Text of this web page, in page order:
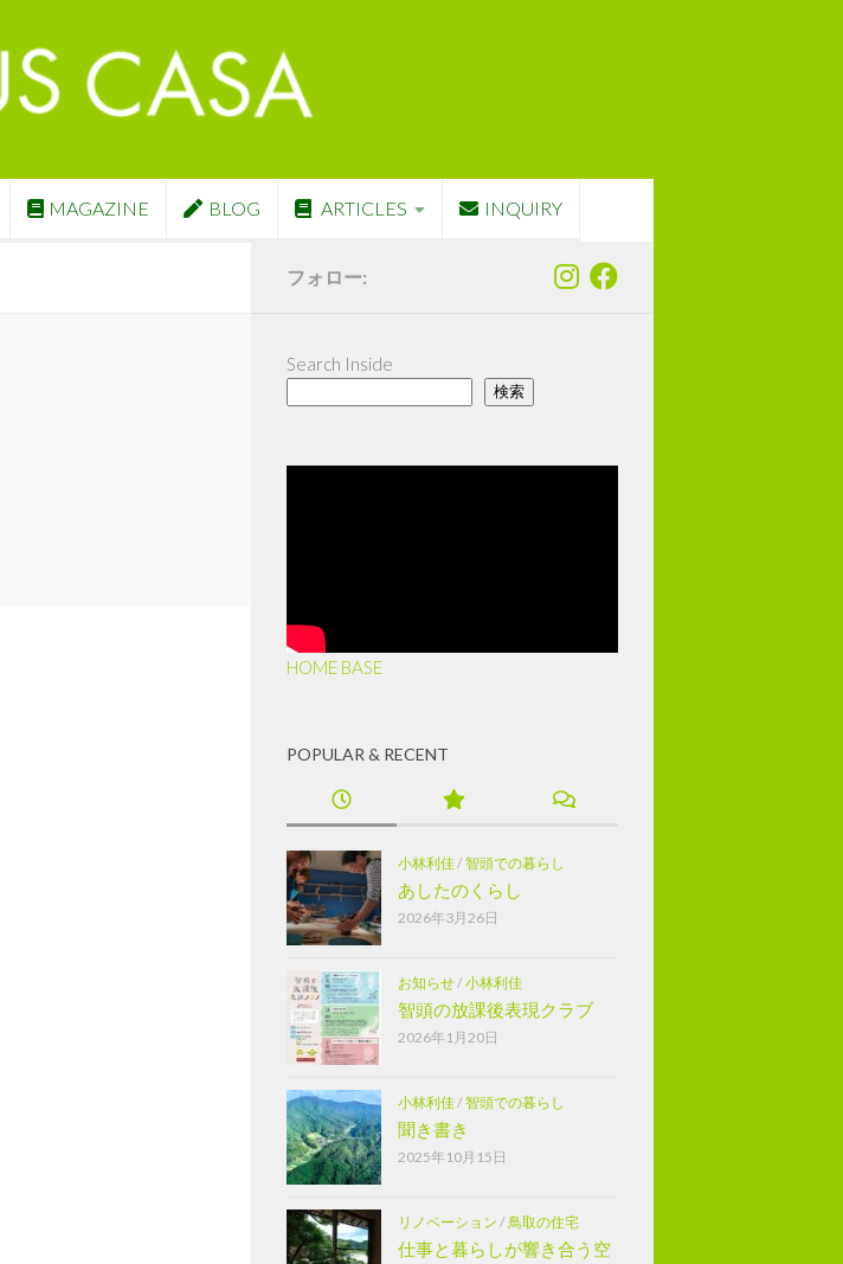
MAGAZINE BLOG ARTICLES INQUIRY
フォロー:
Search Inside
検索
HOME BASE
POPULAR & RECENT
小林利佳/智頭での暮らし
あしたのくらし
2026年3月26日
お知らせ/小林利佳
智頭の放課後表現クラブ
2026年1月20日
小林利佳/智頭での暮らし
聞き書き
2025年10月15日
リノベーション / 鳥取の住宅
仕事と暮らしが響き合う空